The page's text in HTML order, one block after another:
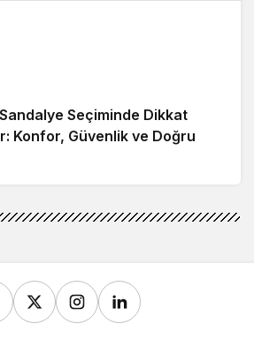
Seçiminde Dikkat
Konfor, Güvenlik ve Doğru